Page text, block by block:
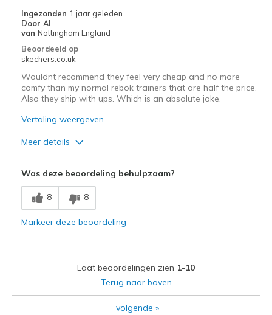
Ingezonden 1 jaar geleden
Door Al
van Nottingham England
Beoordeeld op
skechers.co.uk
Wouldnt recommend they feel very cheap and no more
comfy than my normal rebok trainers that are half the price.
Also they ship with ups. Which is an absolute joke.
Vertaling weergeven
Meer details
Poor Quality
Wear Out Quickly
Feels half size too small
Was deze beoordeling behulpzaam?
8 8
Markeer deze beoordeling
Laat beoordelingen zien 1-10
Terug naar boven
volgende »